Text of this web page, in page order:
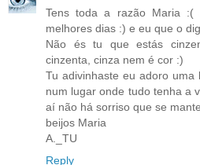
Tens toda a razão Maria
melhores dias :) e eu que o
Não és tu que estás
cinzenta, cinza nem é cor :)
Tu adivinhaste eu adoro
num lugar onde tudo tenha a
aí não há sorriso que se
beijos Maria
A._TU
Reply